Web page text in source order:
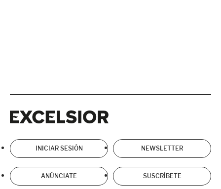
INICIAR SESIÓN NEWSLETTER
ANÚNCIATE SUSCRÍBETE